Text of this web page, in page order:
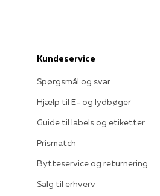
Kundeservice
Spørgsmål og svar
Hjælp til E- og lydbøger
Guide til labels og etiketter
Prismatch
Bytteservice og returnering
Salg til erhverv